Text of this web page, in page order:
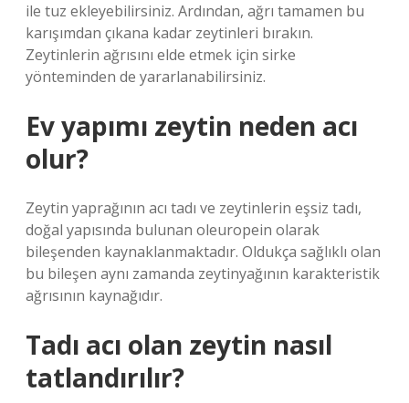
ile tuz ekleyebilirsiniz. Ardından, ağrı tamamen bu
karışımdan çıkana kadar zeytinleri bırakın.
Zeytinlerin ağrısını elde etmek için sirke
yönteminden de yararlanabilirsiniz.
Ev yapımı zeytin neden acı
olur?
Zeytin yaprağının acı tadı ve zeytinlerin eşsiz tadı,
doğal yapısında bulunan oleuropein olarak
bileşenden kaynaklanmaktadır. Oldukça sağlıklı olan
bu bileşen aynı zamanda zeytinyağının karakteristik
ağrısının kaynağıdır.
Tadı acı olan zeytin nasıl
tatlandırılır?